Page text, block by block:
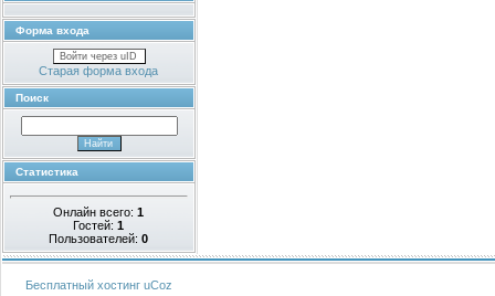
Форма входа
Войти через uID
Старая форма входа
Поиск
Статистика
Онлайн всего:1
Гостей:1
Пользователей:0
Бесплатный хостинг uCoz